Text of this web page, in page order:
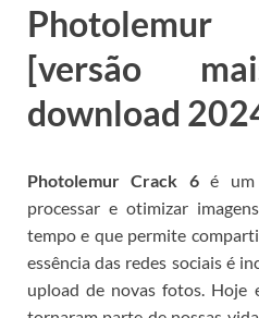
[versão
download
Photolemur Crack 6é um
processar e otimizar
tempo e que permite
essência das redes sociais é
upload de novas fotos. Hoje